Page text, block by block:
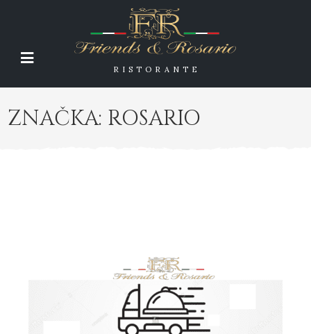
RISTORANTE
ZNAČKA: ROSARIO